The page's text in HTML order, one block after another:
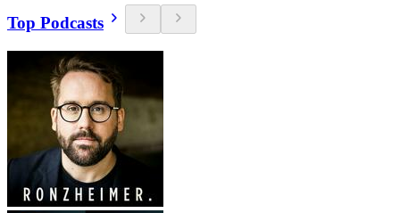
Top Podcasts